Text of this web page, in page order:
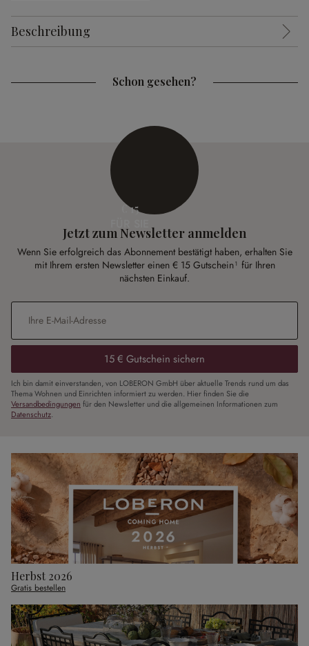
Beschreibung
Schon gesehen?
€ 15
Jetzt zum Newsletter anmelden
Wenn Sie erfolgreich das Abonnement bestätigt haben, erhalten Sie
mit Ihrem ersten Newsletter einen € 15 Gutschein¹ für Ihren
nächsten Einkauf.
E-Mail-Adresse
15 € Gutschein sichern
Ich bin damit einverstanden, von LOBERON GmbH über aktuelle Trends rund um das
Thema Wohnen und Einrichten informiert zu werden. Hier finden Sie die
Versandbedingungen für den Newsletter und die allgemeinen Informationen zum
Datenschutz.
Herbst 2026
Gratis bestellen